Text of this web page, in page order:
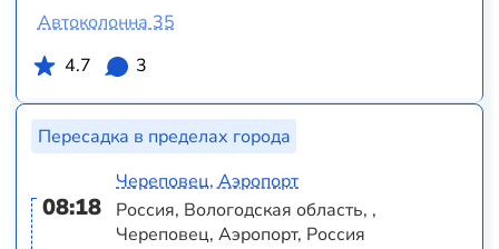
Автоколонна 35
4.7
3
Пересадка в пределах города
08:18
Череповец, Аэропорт
Россия, Вологодская область, ,
Череповец, Аэропорт, Россия